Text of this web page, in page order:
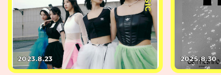
2023.8.23 2025.8.30